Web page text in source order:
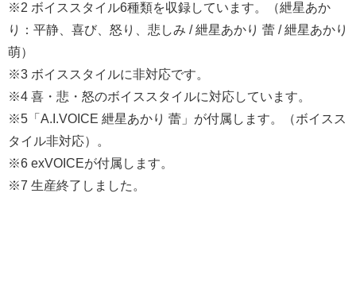
※2 ボイススタイル6種類を収録しています。（紲星あか
り：平静、喜び、怒り、悲しみ / 紲星あかり 蕾 / 紲星あかり
萌）
※3 ボイススタイルに非対応です。
※4 喜・悲・怒のボイススタイルに対応しています。
※5「A.I.VOICE 紲星あかり 蕾」が付属します。（ボイスス
タイル非対応）。
※6 exVOICEが付属します。
※7 生産終了しました。